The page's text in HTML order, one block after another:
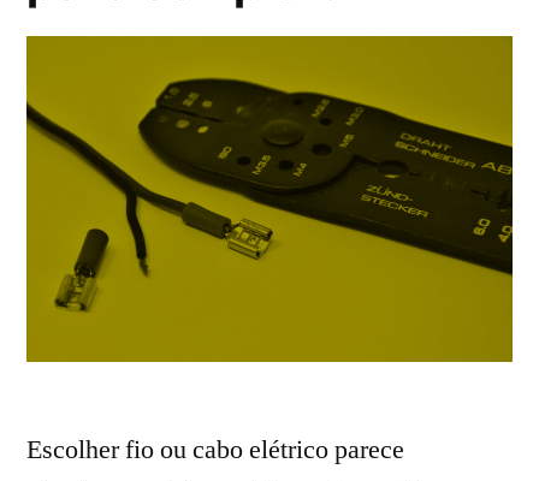
Escolher fio ou cabo elétrico parece